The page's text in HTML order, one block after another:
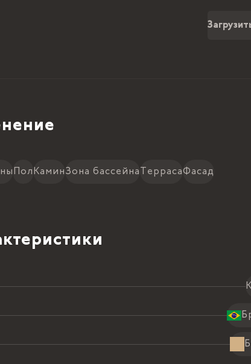
ПолКаминЗона бассейна ТеррасаФасад